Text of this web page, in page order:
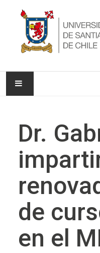
NUESTRA
NUESTRO
NOTICIAS
INVESTIGACIÓN
PLAN DE ESTUDIOS
Dr.
de
en el